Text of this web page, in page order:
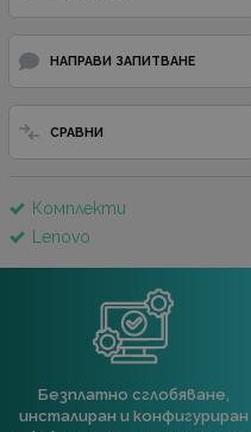
НАПРАВИ ЗАПИТВАНЕ
СРАВНИ
Комплекти
Lenovo
Безплатно сглобяване,
инсталиран и конфигуриран